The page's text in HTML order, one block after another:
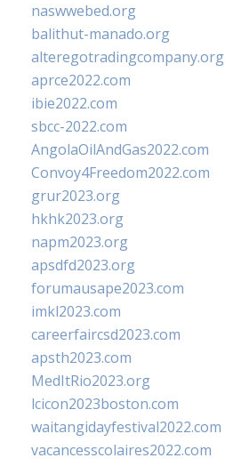
naswwebed.org
balithut-manado.org
alteregotradingcompany.org
aprce2022.com
ibie2022.com
sbcc-2022.com
AngolaOilAndGas2022.com
Convoy4Freedom2022.com
grur2023.org
hkhk2023.org
napm2023.org
apsdfd2023.org
forumausape2023.com
imkl2023.com
careerfaircsd2023.com
apsth2023.com
MedItRio2023.org
lcicon2023boston.com
waitangidayfestival2022.com
vacancesscolaires2022.com